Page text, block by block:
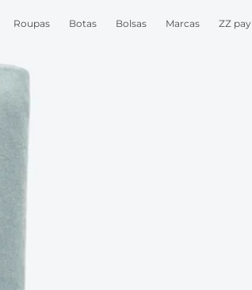
Roupas Botas Bolsas Marcas ZZ pay